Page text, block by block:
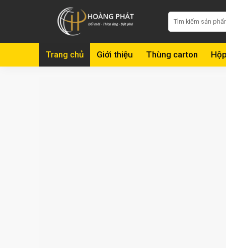
Tìm
kiếm:
Trang chủ Giới thiệu Thùng carton